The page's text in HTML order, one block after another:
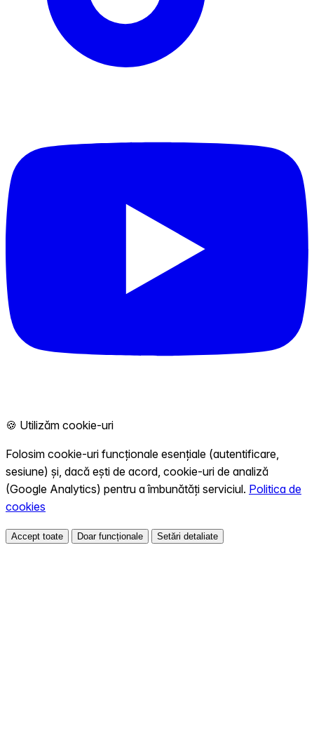
🍪 Utilizăm cookie-uri
Folosim cookie-uri funcționale esențiale (autentificare,
sesiune) și, dacă ești de acord, cookie-uri de analiză
(Google Analytics) pentru a îmbunătăți serviciul. Politica de
cookies
Accept toate Doar funcționale Setări detaliate